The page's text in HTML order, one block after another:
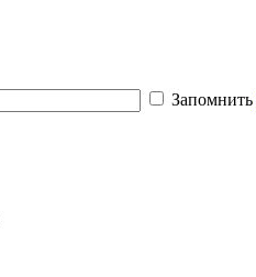
Запомнить